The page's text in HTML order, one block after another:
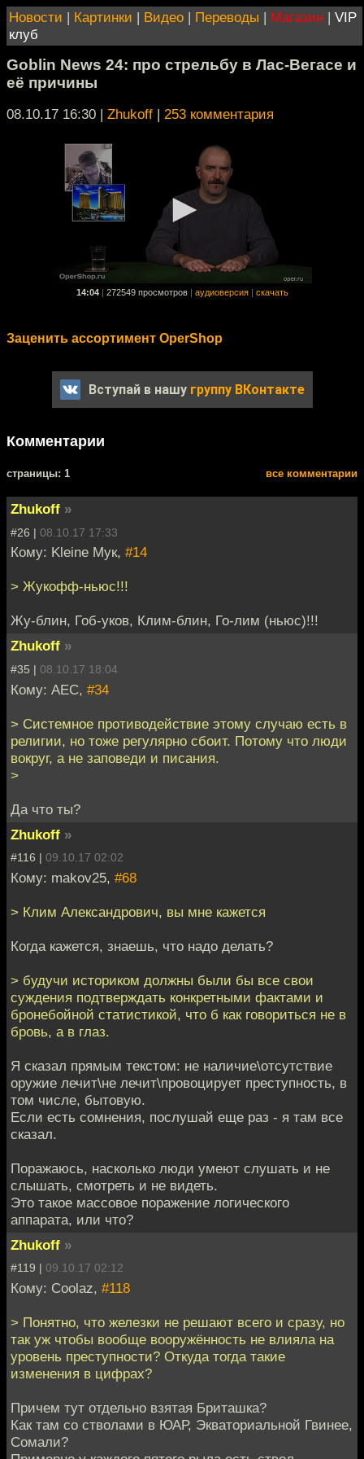
Новости | Картинки | Видео | Переводы | Магазин | VIP
клуб
Goblin News 24: про стрельбу в Лас-Вегасе и
её причины
08.10.17 16:30 | Zhukoff | 253 комментария
14:04 272549 просмотров аудиоверсия скачать
Заценить ассортимент OperShop
Вступай в нашу группу ВКонтакте
Комментарии
cтраницы: 1 все комментарии
Zhukoff »
#26 | 08.10.17 17:33
Кому: Kleine Мук, #14
> Жукофф-ньюс!!!
Жу-блин, Гоб-уков, Клим-блин, Го-лим (ньюс)!!!
Zhukoff »
#35 | 08.10.17 18:04
Кому: АЕС, #34
> Системное противодействие этому случаю есть в
религии, но тоже регулярно сбоит. Потому что люди
вокруг, а не заповеди и писания.
>
Да что ты?
Zhukoff »
#116 | 09.10.17 02:02
Кому: makov25, #68
> Клим Александрович, вы мне кажется
Когда кажется, знаешь, что надо делать?
> будучи историком должны были бы все свои
суждения подтверждать конкретными фактами и
бронебойной статистикой, что б как говориться не в
бровь, а в глаз.
Я сказал прямым текстом: не наличие\отсутствие
оружие лечит\не лечит\провоцирует преступность, в
том числе, бытовую.
Если есть сомнения, послушай еще раз - я там все
сказал.
Поражаюсь, насколько люди умеют слушать и не
слышать, смотреть и не видеть.
Это такое массовое поражение логического
аппарата, или что?
Zhukoff »
#119 | 09.10.17 02:12
Кому: Coolaz, #118
> Понятно, что железки не решают всего и сразу, но
так уж чтобы вообще вооружённость не влияла на
уровень преступности? Откуда тогда такие
изменения в цифрах?
Причем тут отдельно взятая Бриташка?
Как там со стволами в ЮАР, Экваториальной Гвинее,
Сомали?